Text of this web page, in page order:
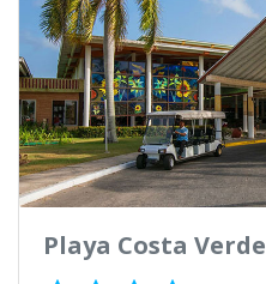
Playa Costa Verde